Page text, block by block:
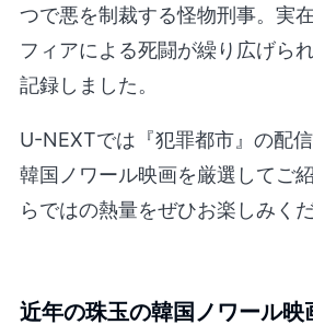
つで悪を制裁する怪物刑事。実
フィアによる死闘が繰り広げら
記録しました。
U-NEXTでは『犯罪都市』の配
韓国ノワール映画を厳選してご
らではの熱量をぜひお楽しみくだ
近年の珠玉の韓国ノワール映